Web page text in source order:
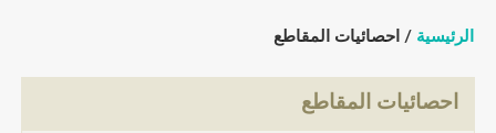
الرئيسية / احصائيات المقاطع
احصائيات المقاطع